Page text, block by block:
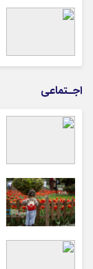
اجـتماعی